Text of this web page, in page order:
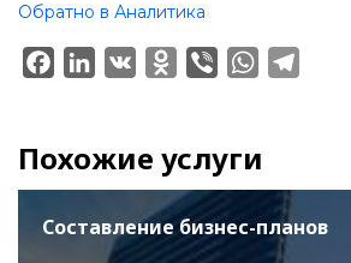
Обратно в Аналитика
FacebookLinkedIn
VK Odnoklassniki
Viber WhatsApp
Похожие услуги
Составление бизнес-планов